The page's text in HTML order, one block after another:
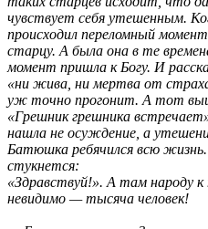
чувствует себя утешенным.
происходил переломный
старцу. А была она в те
момент пришла к Богу. И
«ни жива, ни мертва от
уж точно прогонит. А тот
«Грешник грешника
нашла не осуждение, а
Батюшка ребячился всю
стукнется:
«Здравствуй!». А там народу к
невидимо — тысяча человек!